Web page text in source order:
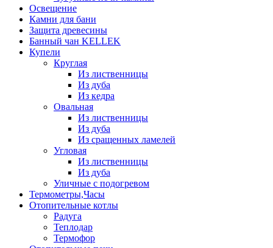
Освещение
Камни для бани
Защита древесины
Банный чан KELLEK
Купели
Круглая
Из лиственницы
Из дуба
Из кедра
Овальная
Из лиственницы
Из дуба
Из сращенных ламелей
Угловая
Из лиственницы
Из дуба
Уличные с подогревом
Термометры,Часы
Отопительные котлы
Радуга
Теплодар
Термофор